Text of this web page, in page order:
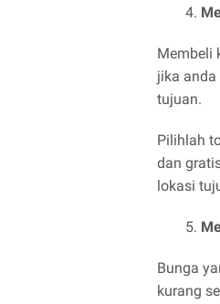
Membeli
jika
tujuan.
Pilihlah
dan
lokasi
Bunga
kurang